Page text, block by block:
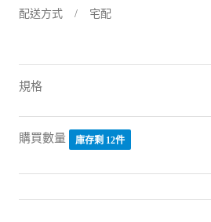
配送方式
宅配
規格
購買數量 庫存剩 12件